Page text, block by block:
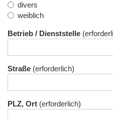
divers
weiblich
Betrieb / Dienststelle
Straße
PLZ, Ort